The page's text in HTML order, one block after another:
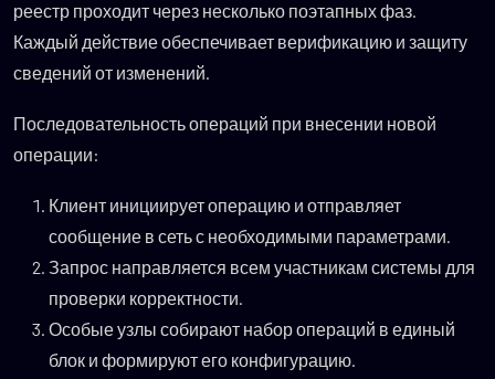
реестр проходит через несколько поэтапных фаз.
Каждый действие обеспечивает верификацию и защиту
сведений от изменений.
Последовательность операций при внесении новой
операции:
Клиент инициирует операцию и отправляет
сообщение в сеть с необходимыми параметрами.
Запрос направляется всем участникам системы для
проверки корректности.
Особые узлы собирают набор операций в единый
блок и формируют его конфигурацию.